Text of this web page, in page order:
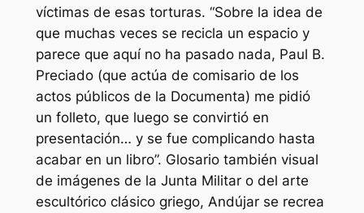
víctimas de esas torturas. “Sobre la idea de
que muchas veces se recicla un espacio y
parece que aquí no ha pasado nada, Paul B.
Preciado (que actúa de comisario de los
actos públicos de la Documenta) me pidió
un folleto, que luego se convirtió en
presentación… y se fue complicando hasta
acabar en un libro”. Glosario también visual
de imágenes de la Junta Militar o del arte
escultórico clásico griego, Andújar se recrea